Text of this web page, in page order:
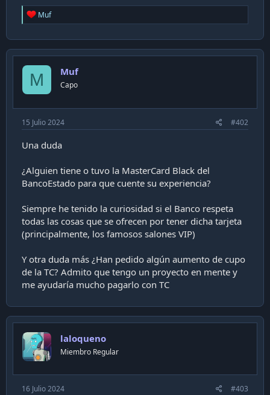
R
e
c
t
o
n
Muf
M Muf
Capo
15 Julio 2024 #402
Una duda
¿Alguien tiene o tuvo la MasterCard Black del
BancoEstado para que cuente su experiencia?
Siempre he tenido la curiosidad si el Banco respeta
todas las cosas que se ofrecen por tener dicha tarjeta
(principalmente, los famosos salones VIP)
Y otra duda más ¿Han pedido algún aumento de cupo
de la TC? Admito que tengo un proyecto en mente y
me ayudaría mucho pagarlo con TC
laloqueno
Miembro Regular
16 Julio 2024 #403